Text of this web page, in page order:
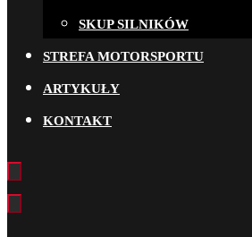
SKUP SILNIKÓW
STREFA MOTORSPORTU
ARTYKUŁY
KONTAKT